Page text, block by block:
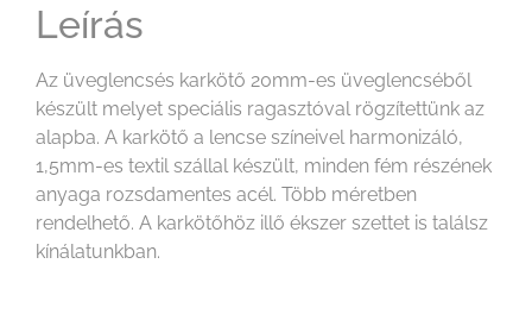
Leírás
Az üveglencsés karkötő 20mm-es üveglencséből
készült melyet speciális ragasztóval rögzítettünk az
alapba. A karkötő a lencse színeivel harmonizáló,
1,5mm-es textil szállal készült, minden fém részének
anyaga rozsdamentes acél. Több méretben
rendelhető. A karkötőhöz illő ékszer szettet is találsz
kínálatunkban.